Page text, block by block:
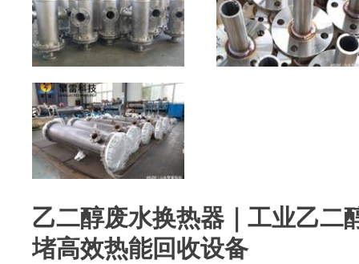
乙二醇废水换热器｜工业乙二
堵高效热能回收设备